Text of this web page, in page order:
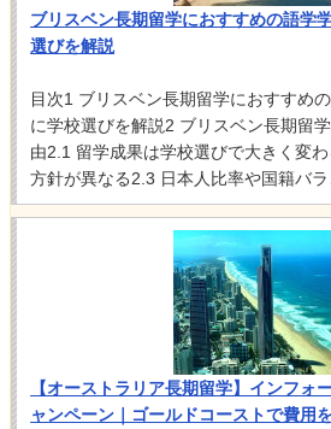
ブリスベン長期留学におすすめの語学
選びを解説
目次1 ブリスベン長期留学におすすめ
に学校選びを解説2 ブリスベン長期留
由2.1 留学成果は学校選びで大きく変
方針が異なる2.3 日本人比率や国籍バラ
【オーストラリア長期留学】インフォ
ャンペーン｜ゴールドコーストで費用